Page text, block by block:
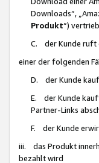
Downloads“,
Produkt“)
C. der Kunde ruft
einer der folgenden
D. der Kunde
E. der Kunde
Partner-Links
F. der Kunde
iii. das Produkt
bezahlt wird